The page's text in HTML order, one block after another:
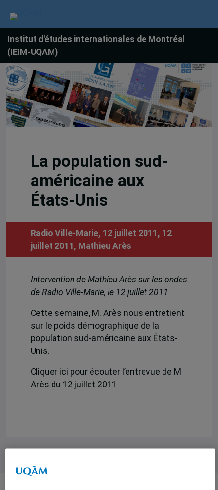
Institut d'études internationales de Montréal
(IEIM-UQAM)
La population sud-
américaine aux
États-Unis
Radio Ville-Marie, 12 juillet 2011, 12
juillet 2011, Mathieu Arès
Intervention de Mathieu Arès sur les ondes
de Radio Ville-Marie, le 12 juillet 2011
Cette semaine, M. Arès nous entretient
sur le poids démographique de la
population sud-américaine aux États-
Unis.
Cliquer ici pour écouter l’entrevue de M.
Arès du 12 juillet 2011